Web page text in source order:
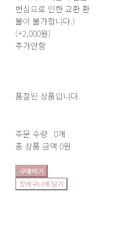
변심으로 인한 교환 환
불이 불가합니다.)
(+2,000원)
추가안함
품절된 상품입니다.
주문 수량 0개
총 상품 금액 0원
구매하기
장바구니에 담기